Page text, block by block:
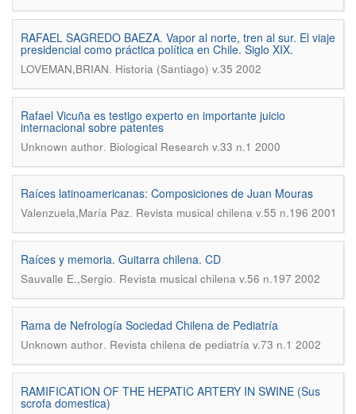
RAFAEL SAGREDO BAEZA. Vapor al norte, tren al sur. El viaje
presidencial como práctica política en Chile. Siglo XIX.
LOVEMAN,BRIAN. Historia (Santiago) v.35 2002
Rafael Vicuña es testigo experto en importante juicio
internacional sobre patentes
Unknown author. Biological Research v.33 n.1 2000
Raíces latinoamericanas: Composiciones de Juan Mouras
Valenzuela,María Paz. Revista musical chilena v.55 n.196 2001
Raíces y memoria. Guitarra chilena. CD
Sauvalle E.,Sergio. Revista musical chilena v.56 n.197 2002
Rama de Nefrología Sociedad Chilena de Pediatría
Unknown author. Revista chilena de pediatría v.73 n.1 2002
RAMIFICATION OF THE HEPATIC ARTERY IN SWINE (Sus
scrofa domestica)